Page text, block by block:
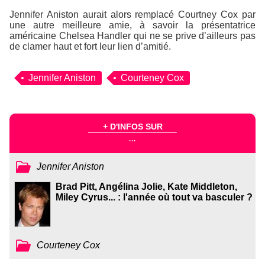
Jennifer Aniston aurait alors remplacé Courtney Cox par
une autre meilleure amie, à savoir la présentatrice
américaine Chelsea Handler qui ne se prive d’ailleurs pas
de clamer haut et fort leur lien d’amitié.
Jennifer Aniston Courteney Cox
+ D'INFOS SUR
...
Jennifer Aniston
Brad Pitt, Angélina Jolie, Kate Middleton,
Miley Cyrus... : l'année où tout va basculer ?
Courteney Cox